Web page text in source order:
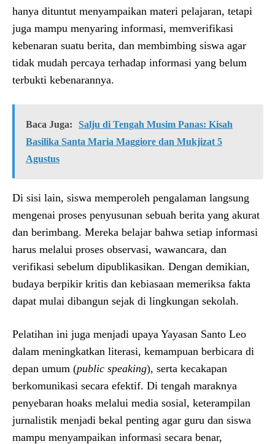
hanya dituntut menyampaikan materi pelajaran, tetapi
juga mampu menyaring informasi, memverifikasi
kebenaran suatu berita, dan membimbing siswa agar
tidak mudah percaya terhadap informasi yang belum
terbukti kebenarannya.
Baca Juga:
Salju di Tengah Musim Panas: Kisah
Basilika Santa Maria Maggiore dan Mukjizat 5
Agustus
Di sisi lain, siswa memperoleh pengalaman langsung
mengenai proses penyusunan sebuah berita yang akurat
dan berimbang. Mereka belajar bahwa setiap informasi
harus melalui proses observasi, wawancara, dan
verifikasi sebelum dipublikasikan. Dengan demikian,
budaya berpikir kritis dan kebiasaan memeriksa fakta
dapat mulai dibangun sejak di lingkungan sekolah.
Pelatihan ini juga menjadi upaya Yayasan Santo Leo
dalam meningkatkan literasi, kemampuan berbicara di
depan umum (public speaking), serta kecakapan
berkomunikasi secara efektif. Di tengah maraknya
penyebaran hoaks melalui media sosial, keterampilan
jurnalistik menjadi bekal penting agar guru dan siswa
mampu menyampaikan informasi secara benar,